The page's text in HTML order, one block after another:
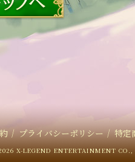
｜ プライバシーポリシー｜ 特定
X-LEGEND ENTERTAINMENT